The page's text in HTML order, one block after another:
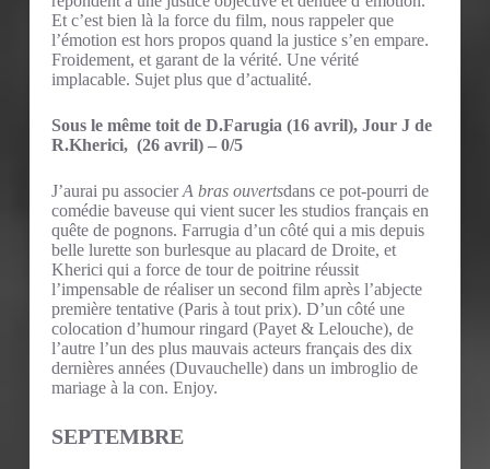
Et c’est bien là la force du film, nous rappeler que
l’émotion est hors propos quand la justice s’en empare.
Froidement, et garant de la vérité. Une vérité
implacable. Sujet plus que d’actualité.
Sous le même toit de D.Farugia (16 avril), Jour J de
R.Kherici, (26 avril) – 0/5
J’aurai pu associerA bras ouvertsdans ce pot-pourri de
comédie baveuse qui vient sucer les studios français en
quête de pognons. Farrugia d’un côté qui a mis depuis
belle lurette son burlesque au placard de Droite, et
Kherici qui a force de tour de poitrine réussit
l’impensable de réaliser un second film après l’abjecte
première tentative (Paris à tout prix). D’un côté une
colocation d’humour ringard (Payet & Lelouche), de
l’autre l’un des plus mauvais acteurs français des dix
dernières années (Duvauchelle) dans un imbroglio de
mariage à la con. Enjoy.
SEPTEMBRE